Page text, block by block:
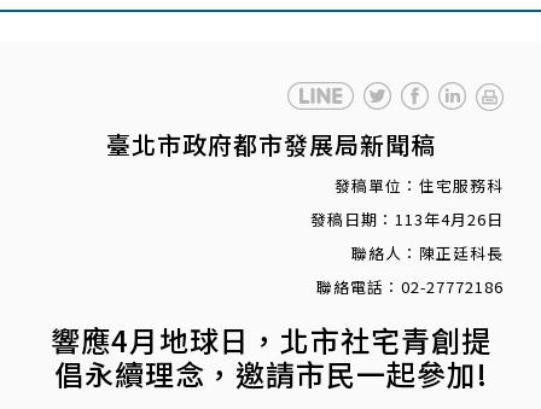
臺北市政府都市發展局新聞稿
發稿單位：住宅服務科
發稿日期：113年4月26日
聯絡人：陳正廷科長
聯絡電話：02-27772186
響應4月地球日，北市社宅青創提
倡永續理念，邀請市民一起參加!